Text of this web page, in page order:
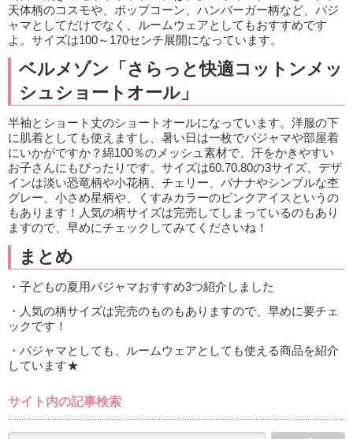
天体柄のコスモや、ポップコーン、ハンバーガー柄など、パジ
ャマとしてだけでなく、ルームウェアとしてもおすすめです
よ。サイズは100～170センチ展開になっています。
ベルメゾン「さらっと快適コットンメッ
シュショートオール」
半袖とショート丈のショートオールになっています。洋服の下
に肌着としても使えますし、暑い日は一枚でパジャマや部屋着
にいかがですか？綿100％のメッシュ素材で、汗をかきやすい
お子さんにもぴったりです。サイズは60.70.80の3サイズ、デザ
インは淡い恐竜柄や小花柄、チェリー、バナナやシンプルな杢
グレー、小さめ星柄や、くすみカラーのピンクアイスというの
もあります！人気の柄サイズは完売してしまっているのもあり
ますので、早めにチェックしてみてくださいね！
まとめ
・子どもの夏用パジャマおすすめ3つ紹介しました
・人気の柄サイズは完売のものもありますので、早めに要チェ
ックです！
・パジャマとしても、ルームウェアとしても使える商品を紹介
しています★
サイト内の記事検索